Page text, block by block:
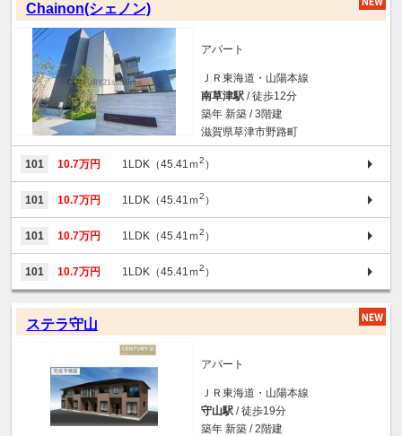
Chainon(シェノン)
アパート
ＪＲ東海道・山陽本線
南草津駅 / 徒歩12分
築年 新築 / 3階建
滋賀県草津市野路町
101 10.7万円 1LDK（45.41ｍ2 ）
101 10.7万円 1LDK（45.41ｍ2 ）
101 10.7万円 1LDK（45.41ｍ2 ）
101 10.7万円 1LDK（45.41ｍ2 ）
ステラ守山
アパート
ＪＲ東海道・山陽本線
守山駅 / 徒歩19分
築年 新築 / 2階建